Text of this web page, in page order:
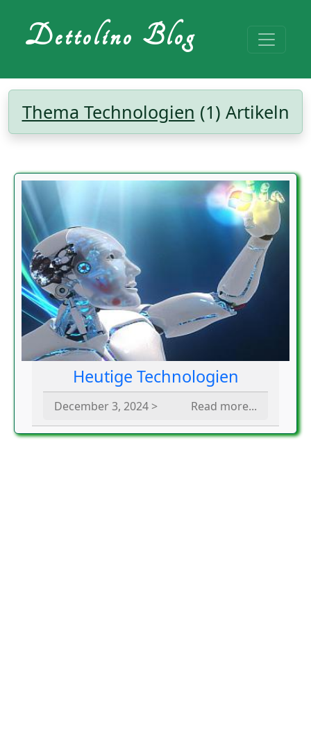
Dettolino Blog
Thema Technologien (1) Artikeln
Heutige Technologien
December 3, 2024 > Read more...